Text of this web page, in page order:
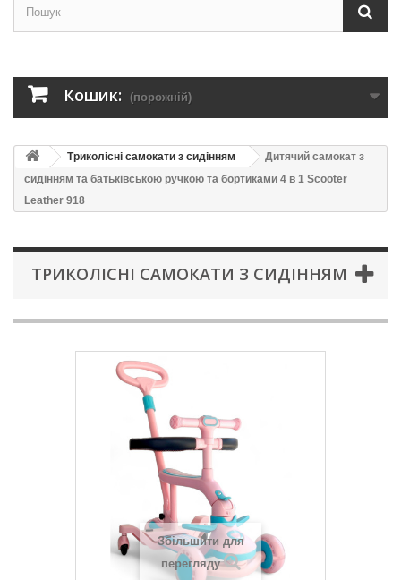
Кошик: (порожній)
Триколісні самокати з сидінням
Дитячий самокат з
сидінням та батьківською ручкою та бортиками 4 в 1 Scooter
Leather 918
ТРИКОЛІСНІ САМОКАТИ З СИДІННЯМ
Збільшити для
перегляду